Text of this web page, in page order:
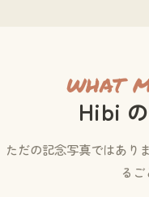
what
Hibi
ただの記念写真ではあり
るご